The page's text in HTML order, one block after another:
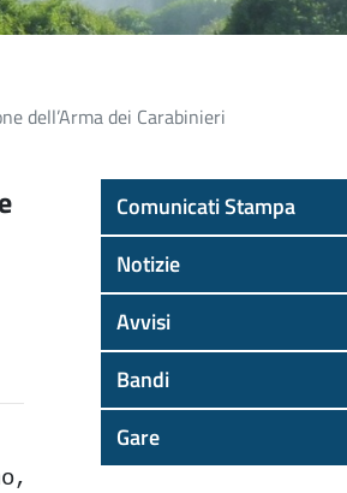
dell’Arma dei Carabinieri
Comunicati Stampa
Notizie
Avvisi
Bandi
Gare